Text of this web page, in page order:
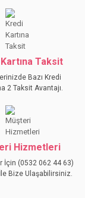
Taksit
Bazı Kredi
2 Taksit Avantajı.
Hizmetleri
İçin (0532 062 44 63)
Bize Ulaşabilirsiniz.